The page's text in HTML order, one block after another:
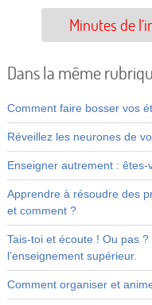
Minutes de
Dans la même
Comment faire bosser vos
Réveillez les neurones de
Enseigner autrement :
Apprendre à résoudre des
et comment ?
Tais-toi et écoute ! Ou pas
l’enseignement supérieur.
Comment organiser et